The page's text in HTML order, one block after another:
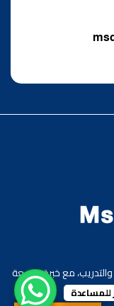
مع خبرة واسعة
للمساعدة